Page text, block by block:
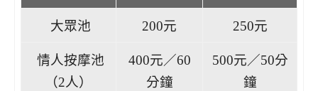
大眾池 200元 250元
情人按摩池
（2人）
400元／60
分鐘
500元／50分
鐘